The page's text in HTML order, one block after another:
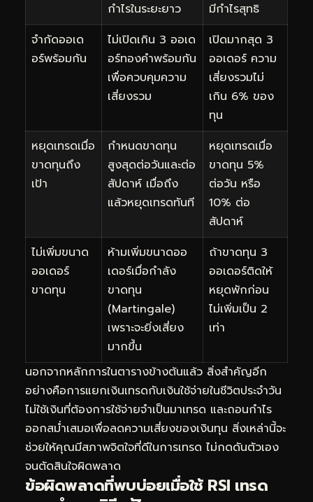
กำไรในระยะยาว
มีกำไรสุทธิ
จำกัดออเด
อร์พร้อมกัน
ไม่เปิดเกิน 3 ออเด
อร์ทองคำพร้อมกัน
เพื่อควบคุมความ
เสี่ยงรวม
เปิดมากสุด 3
ออเดอร์ ความ
เสี่ยงรวมไม่
เกิน 6% ของ
ทุน
หยุดเทรดเมื่อ
ขาดทุนถึง
เป้า
กำหนดขาดทุน
สูงสุดต่อวันและต่อ
สัปดาห์ เมื่อถึง
แล้วหยุดเทรดทันที
หยุดเทรดเมื่อ
ขาดทุน 5%
ต่อวัน หรือ
10% ต่อ
สัปดาห์
ไม่เพิ่มขนาด
ออเดอร์
ขาดทุน
ห้ามเพิ่มขนาดออ
เดอร์เมื่อกำลัง
ขาดทุน
(Martingale)
เพราะจะยิ่งเสี่ยง
มากขึ้น
ถ้าขาดทุน 3
ออเดอร์ติดให้
หยุดพักก่อน
ไม่เพิ่มเป็น 2
เท่า
นอกจากหลักการในตารางข้างต้นแล้ว สิ่งสำคัญอีก
อย่างคือการแยกเงินเทรดกับเงินใช้จ่ายในชีวิตประจำวัน
ไม่ใช้เงินที่ต้องการใช้จ่ายจำเป็นมาเทรด และถอนกำไร
ออกสม่ำเสมอเพื่อลดความเสี่ยงของเงินทุน สิ่งเหล่านี้จะ
ช่วยให้คุณมีสภาพจิตใจที่ดีในการเทรด ไม่กดดันตัวเอง
จนตัดสินใจผิดพลาด
ข้อผิดพลาดที่พบบ่อยเมื่อใช้ RSI เทรด